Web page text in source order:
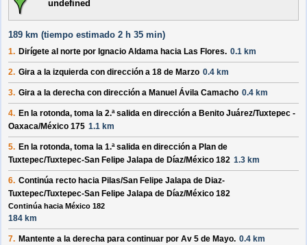
undefined
189 km (tiempo estimado 2 h 35 min)
1. Dirígete al norte por Ignacio Aldama hacia Las Flores. 0.1 km
2. Gira a la izquierda con dirección a 18 de Marzo 0.4 km
3. Gira a la derecha con dirección a Manuel Ávila Camacho 0.4 km
4. En la rotonda, toma la 2.ªsalida en dirección a Benito Juárez/Tuxtepec -
Oaxaca/México 175 1.1 km
5. En la rotonda, toma la 1.ªsalida en dirección a Plan de
Tuxtepec/Tuxtepec-San Felipe Jalapa de Díaz/México 182 1.3 km
6. Continúa recto hacia Pilas/San Felipe Jalapa de Diaz-
Tuxtepec/Tuxtepec-San Felipe Jalapa de Díaz/México 182
Continúa hacia México 182
184 km
7. Mantente a la derecha para continuar por Av 5 de Mayo. 0.4 km